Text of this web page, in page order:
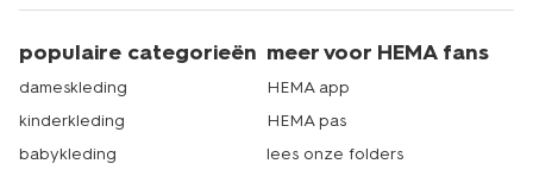
populaire categorieën
dameskleding
kinderkleding
babykleding
meer voor HEMA fans
HEMA app
HEMA pas
lees onze folders